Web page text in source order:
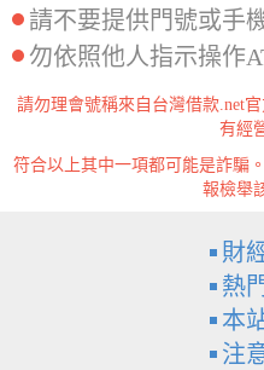
請不要提供門號或手
勿依照他人指示操作
請勿理會號稱來自台灣借款.net
有經
符合以上其中一項都可能是詐騙
報檢舉
財
熱
本
注